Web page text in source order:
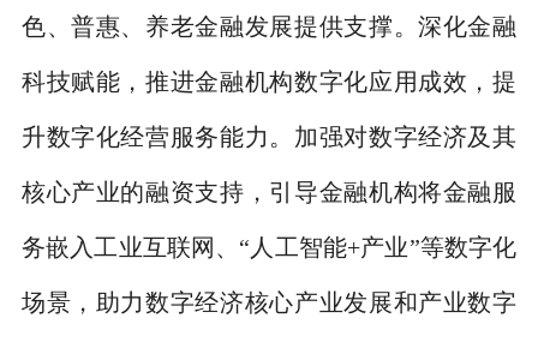
色、普惠、养老金融发展提供支撑。深化金融
科技赋能，推进金融机构数字化应用成效，提
升数字化经营服务能力。加强对数字经济及其
核心产业的融资支持，引导金融机构将金融服
务嵌入工业互联网、 “ 人工智能+产业”等数字化
场景，助力数字经济核心产业发展和产业数字